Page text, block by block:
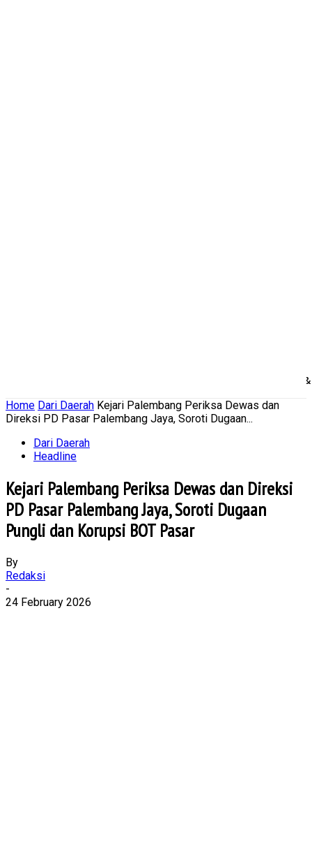
Politik
Home Dari Daerah Kejari Palembang Periksa Dewas dan
Direksi PD Pasar Palembang Jaya, Soroti Dugaan...
Dari Daerah
Headline
Kejari Palembang Periksa Dewas dan Direksi
PD Pasar Palembang Jaya, Soroti Dugaan
Pungli dan Korupsi BOT Pasar
By
Redaksi
-
24 February 2026